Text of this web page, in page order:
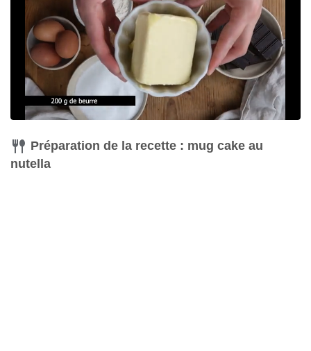
Préparation de la recette : mug cake au
nutella